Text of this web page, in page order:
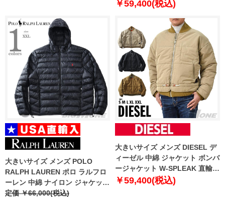
￥59,400(税込)
大きいサイズ メンズ POLO
RALPH LAUREN ポロ ラルフロ
ーレン 中綿 ナイロン ジャケット
USA直輸入 710955870-002
定価 ￥66,000(税込)
大きいサイズ メンズ DIESEL デ
ィーゼル 中綿 ジャケット ボンバ
ージャケット W-SPLEAK 直輸入
品 a06151-0ahaa
￥59,400(税込)